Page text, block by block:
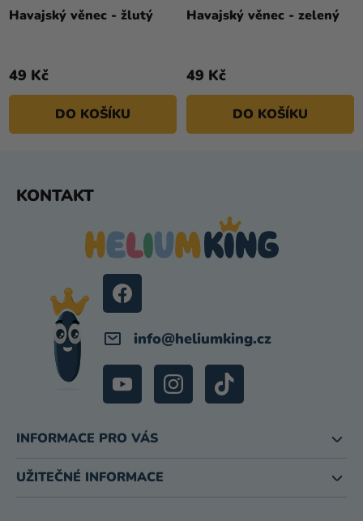
Havajský věnec - žlutý
49 Kč
DO KOŠÍKU
Havajský věnec - zelený
49 Kč
DO KOŠÍKU
KONTAKT
info@heliumking.cz
INFORMACE PRO VÁS
UŽITEČNÉ INFORMACE